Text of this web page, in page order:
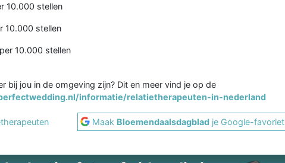
10.000 stellen
10.000 stellen
10.000 stellen
bij jou in de omgeving zijn? Dit en meer vind je op de
informatie/relatietherapeuten-in-nederland
Maak Bloemendaalsdagblad je Google-favoriet